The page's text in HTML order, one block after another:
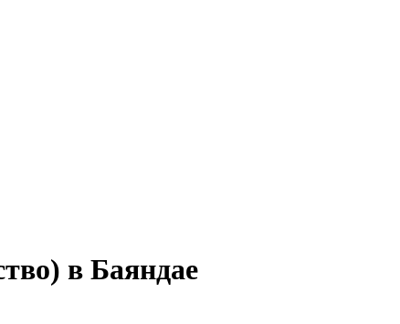
в Баяндае